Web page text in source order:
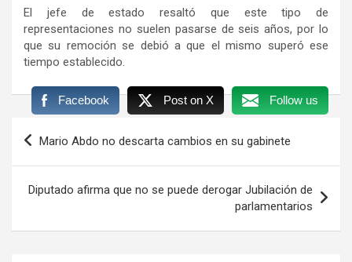
El jefe de estado resaltó que este tipo de
representaciones no suelen pasarse de seis años, por lo
que su remoción se debió a que el mismo superó ese
tiempo establecido.
Facebook Post on X Follow us
Navegación
Mario Abdo no descarta cambios en su gabinete
Diputado afirma que no se puede derogar Jubilación de
parlamentarios